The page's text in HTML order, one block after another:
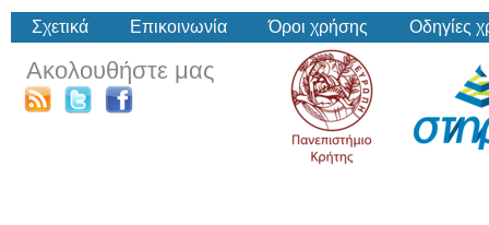
Σχετικά Επικοινωνία Όροι χρήσης Οδηγίες
Ακολουθήστε μας